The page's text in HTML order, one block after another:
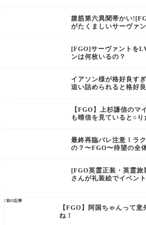
ペーネロペーだったり
腹筋第六異聞帯かい
がたくましいサーヴァ
[FGO]サーヴァントを
ンは何枚いるの？
イアソン様が格好良す
追い詰められると格好
かった。
【FGO】上杉謙信のマ
も晴信を見ていると○り
最終再臨バレ注意！ラ
の？〜FGO〜待望の全
[FGO英霊正装・英霊旅
さんが礼装絵でイベン
前の記事
【FGO】阿国ちゃんって
ね！